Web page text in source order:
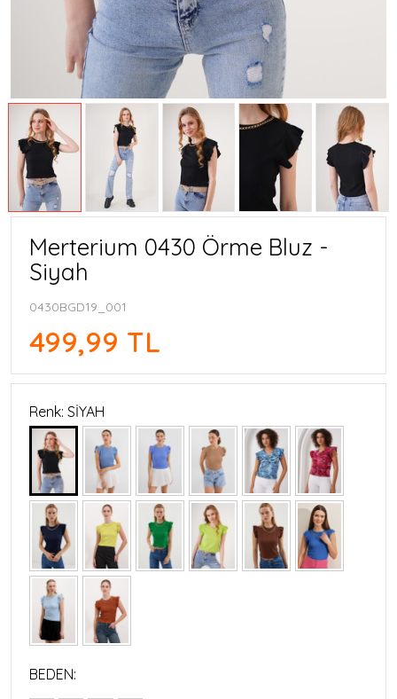
Merterium 0430 Örme Bluz -
Siyah
0430BGD19_001
499,99 TL
Renk: SİYAH
BEDEN: